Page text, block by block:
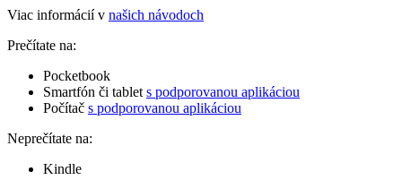
Viac informácií v našich návodoch
Prečítate na:
Pocketbook
Smartfón či tablet s podporovanou aplikáciou
Počítač s podporovanou aplikáciou
Neprečítate na:
Kindle